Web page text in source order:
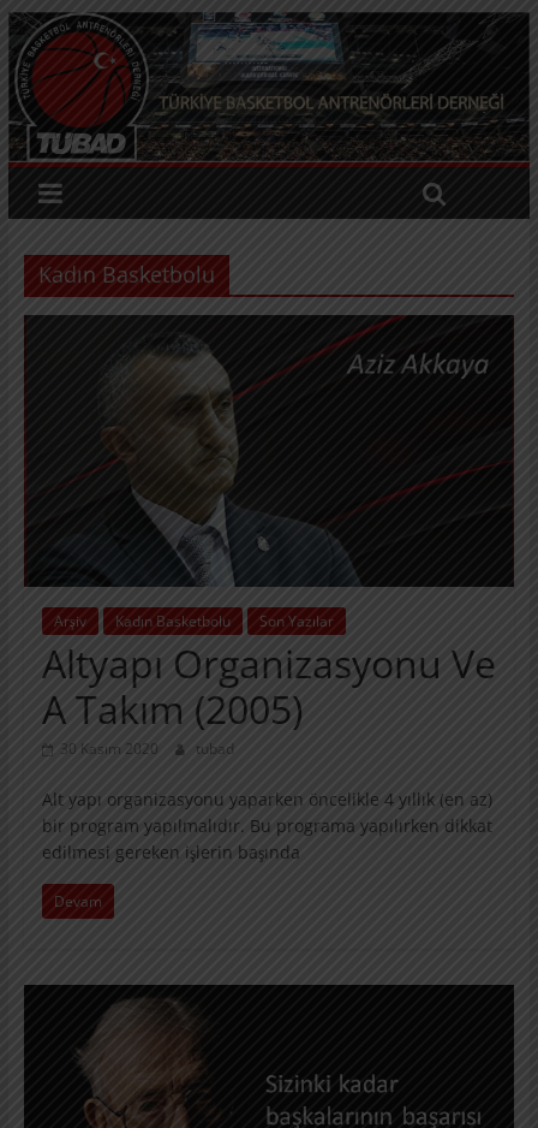
Kadın Basketbolu
Arşiv Kadın Basketbolu Son Yazılar
Altyapı Organizasyonu Ve
A Takım (2005)
30 Kasım 2020 tubad
Alt yapı organizasyonu yaparken öncelikle 4 yıllık (en az)
bir program yapılmalıdır. Bu programa yapılırken dikkat
edilmesi gereken işlerin başında
Devam